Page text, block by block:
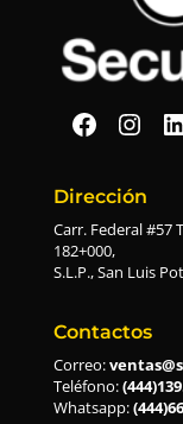
Securital enSecurital
Dirección
Carr. Federal #57
182+000,
S.L.P., San Luis
Contactos
Correo:
Teléfono:
Whatsapp: